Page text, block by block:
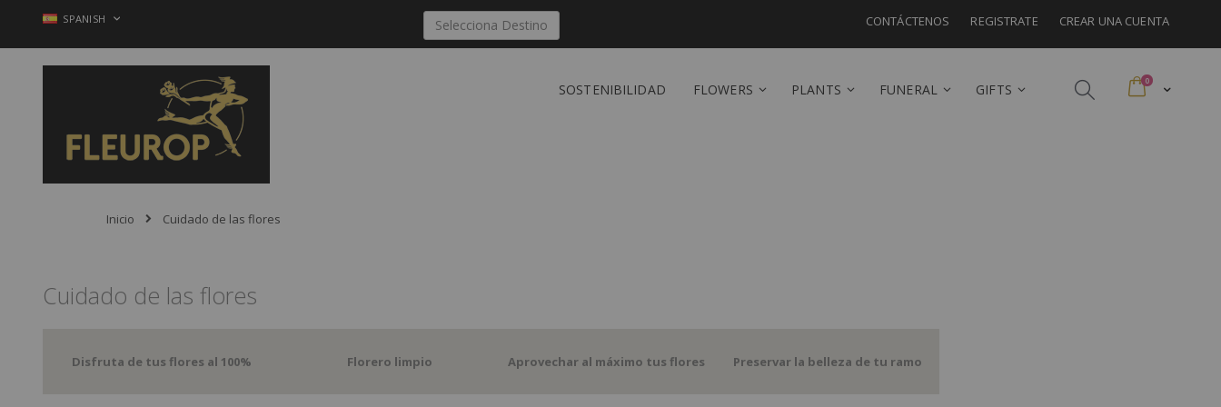
Ir
contenido
LENGUAJE
SPANISH CONTÁCTENOS REGISTRATE CREAR UNA CUENTA
Selecciona Destino
Cart
0artículos
SOSTENIBILIDAD FLOWERS PLANTS FUNERAL GIFTS
Inicio Cuidado de las flores
Cuidado de las flores
Disfruta de tus flores al 100% Florero limpio Aprovechar al máximo tus flores Preservar la belleza de tu ramo